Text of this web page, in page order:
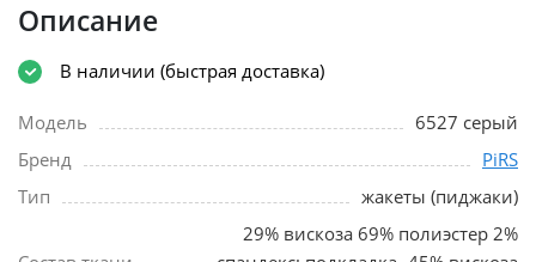
Описание
В наличии (быстрая доставка)
Модель
6527 серый
Бренд
PiRS
Тип
жакеты (пиджаки)
29% вискоза 69% полиэстер 2%